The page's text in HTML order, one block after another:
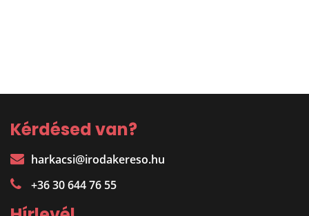
Kérdésed van?
harkacsi@irodakereso.hu
+36 30 644 76 55